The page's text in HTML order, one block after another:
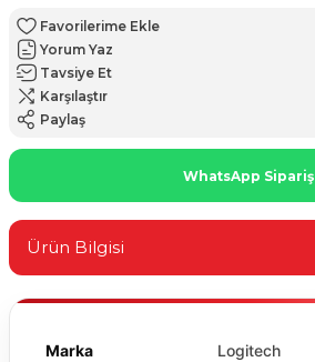
Yorum Yaz
Tavsiye Et
Karşılaştır
Paylaş
WhatsApp Sipariş
Ürün Bilgisi
Marka Logitech